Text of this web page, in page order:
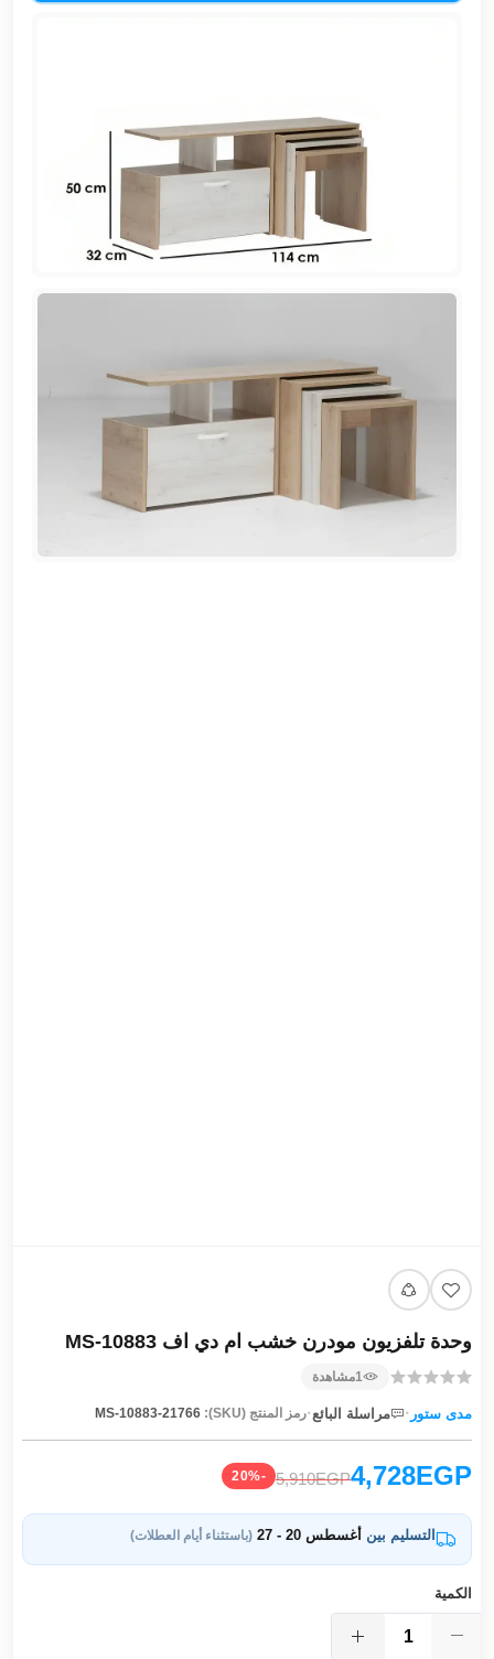
الدخول
وحدة تلفزيون مودرن خشب ام دي اف MS-10883
1مشاهدة
مدى ستور · مراسلة البائع ·رمز المنتج (SKU): MS-10883-21766
4,728EGP
5,910EGP
-20%
التسليم بين أغسطس 20 - 27 (باستثناء أيام العطلات)
الكمية